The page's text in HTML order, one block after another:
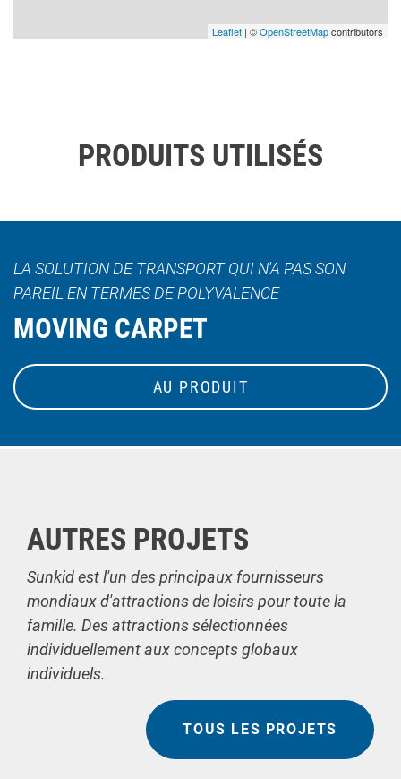
Leaflet | ©OpenStreetMapcontributors
PRODUITS UTILISÉS
LA SOLUTION DE TRANSPORT QUI N'A PAS SON
PAREIL EN TERMES DE POLYVALENCE
MOVING CARPET
AU PRODUIT
AUTRES PROJETS
Sunkid est l'un des principaux fournisseurs
mondiaux d'attractions de loisirs pour toute la
famille. Des attractions sélectionnées
individuellement aux concepts globaux
individuels.
TOUS LES PROJETS